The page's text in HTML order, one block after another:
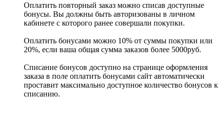
Оплатить повторный заказ можно списав доступные
бонусы. Вы должны быть авторизованы в личном
кабинете с которого ранее совершали покупки.
Оплатить бонусами можно 10% от суммы покупки или
20%, если ваша общая сумма заказов более 5000руб.
Списание бонусов доступно на странице оформления
заказа в поле оплатить бонусами сайт автоматически
проставит максимально доступное количество бонусов к
списанию.